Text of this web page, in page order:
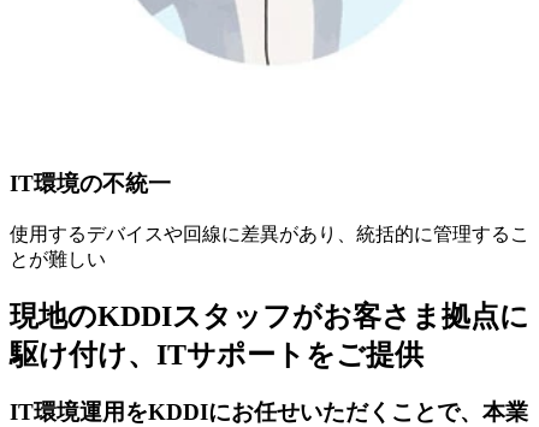
IT環境の不統一
使用するデバイスや回線に差異があり、統括的に管理するこ
とが難しい
現地のKDDIスタッフがお客さま拠点に
駆け付け、ITサポートをご提供
IT環境運用をKDDIにお任せいただくことで、本業